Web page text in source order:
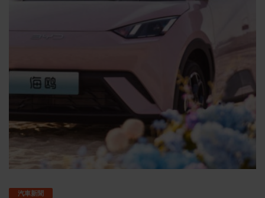
汽車新聞